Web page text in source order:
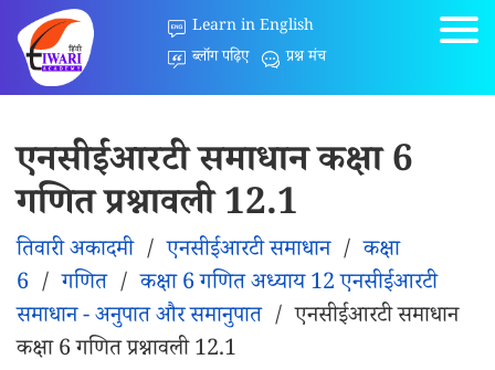
Learn in English
ब्लॉग पढ़िए
प्रश्न मंच
एनसीईआरटी समाधान कक्षा 6
गणित प्रश्नावली 12.1
तिवारी अकादमी/एनसीईआरटी समाधान/कक्षा
6 /गणित/कक्षा 6 गणित अध्याय 12 एनसीईआरटी
समाधान - अनुपात और समानुपात/एनसीईआरटी समाधान
कक्षा 6 गणित प्रश्नावली 12.1